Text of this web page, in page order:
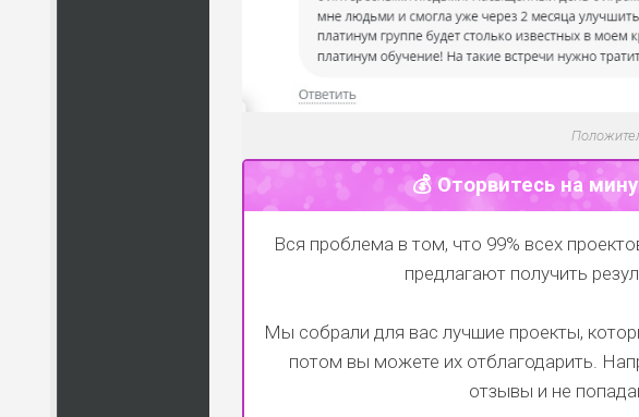
💰 Оторвитесь на
Вся проблема в том, что 99% всех
предлагают получить
Мы собрали для вас лучшие проекты,
потом вы можете их отблагодарить.
отзывы и не